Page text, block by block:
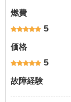
燃費
5
価格
5
故障経験